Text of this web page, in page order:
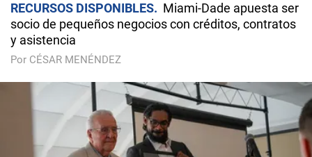
RECURSOS DISPONIBLES
Miami-Dade apuesta ser
socio de pequeños negocios con créditos, contratos
y asistencia
Por CÉSAR MENÉNDEZ